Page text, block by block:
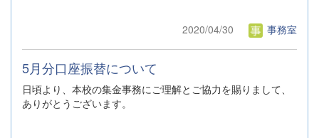
2020/04/30 事務室
5月分口座振替について
日頃より、本校の集金事務にご理解とご協力を賜りまして、
ありがとうございます。